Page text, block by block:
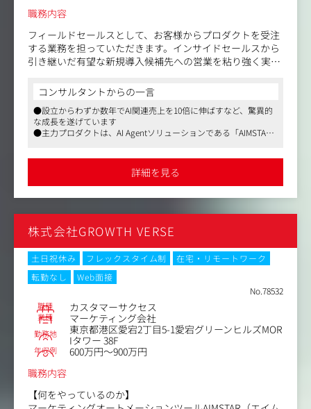
プロダクト：
-仕事ナビ（SaaS）
-かんたん請求ソフト
-かんたん介護ソフト
まずはプレイヤーとして経験を積んでいただき、実績に応
じて早ければ入社後半年でリーダーなど管理職登用も実現
職務内容
フィールドセールスとして、お客様からプロダクトを受注
する業務を担っていただきます。インサイドセールスから
引き継いだ有望な新規導入候補先への営業を粘り強く実施
●フィールドセールス業務
・インサイドセールスから引き継いだお客様の本質的なニ
ーズの引き出しとソリューション提案
・担当しているお客様のステータス管理
社内交渉、お客様との妥結点の見出し）
・技術説明に関する導入SE（プリセールス）への相談及び
スケース取りまとめ
・営業資料のブラッシュアップ
・顧客候補先の社内相関図の作成
●その他
・ウェビナー／展示会等の運営サポート
・営業としての成功/失敗事例をケーススタディ化して社
内ナレッジとして共有
変更の範囲：会社の定める業務
コンサルタントからの一言
●設立からわずか数年でAI関連売上を10倍に伸ばすなど、驚異的
な成長を遂げています
●主力プロダクトは、AI Agentソリューションである「AIMSTA
会理事のCTOなど、業界のトッププレイヤーが揃っています
詳細を見る
株式会社GROWTH VERSE
土日祝休み フレックスタイム制
在宅・リモートワーク
転勤なし
Web面接
No.78532
職種 カスタマーサクセス
業種 マーケティング会社
勤務地
東京都港区愛宕2丁目5-1愛宕グリーンヒルズMOR
Iタワー 38F
年収例
600万円～900万円
職務内容
【何をやっているのか】